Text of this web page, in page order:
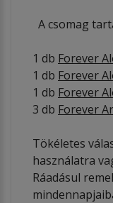
A csomag
1 db Forever
1 db Forever
1 db Forever
3 db Forever
​Tökéletes
használatra
Ráadásul